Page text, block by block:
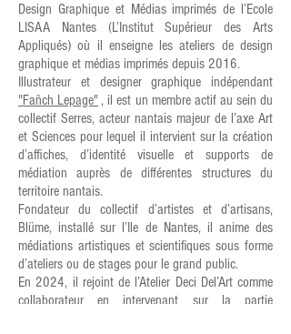
Design Graphique et Médias imprimés de l’Ecole
LISAA Nantes (L’Institut Supérieur des Arts
Appliqués) où il enseigne les ateliers de design
graphique et médias imprimés depuis 2016.
Illustrateur et designer graphique indépendant
"Fañch Lepage", il est un membre actif au sein du
collectif Serres, acteur nantais majeur de l’axe Art
et Sciences pour lequel il intervient sur la création
d’affiches, d’identité visuelle et supports de
médiation auprès de différentes structures du
territoire nantais.
Fondateur du collectif d’artistes et d’artisans,
Blüme, installé sur l’Ile de Nantes, il anime des
médiations artistiques et scientifiques sous forme
d’ateliers ou de stages pour le grand public.
En 2024, il rejoint de l’Atelier Deci Del’Art comme
collaborateur en intervenant sur la partie